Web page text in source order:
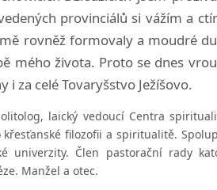
provinciálů si vážím a
rovněž formovaly a moudré
mého života. Proto se dnes
i za celé Tovaryšstvo Ježíšovo.
laický vedoucí Centra
filozofii a spiritualitě.
univerzity. Člen pastorační rady
Manžel a otec.